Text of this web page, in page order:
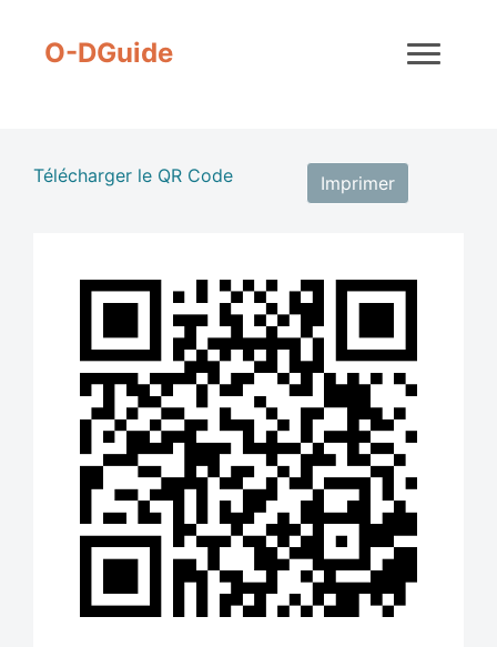
O-DGuide
Télécharger le QR Code